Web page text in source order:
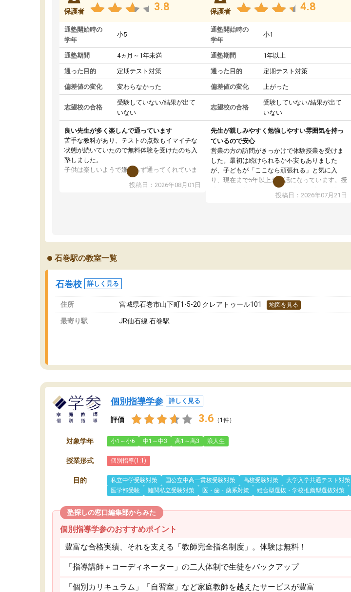
保護者 3.8
通塾開始時の
学年
小5
通塾期間 4ヵ月～1年未満
通った目的 定期テスト対策
偏差値の変化 変わらなかった
志望校の合格
受験していない/結果が出て
いない
良い先生が多く楽しんで通っています
苦手な教科があり、テストの点数もイマイチな
状態が続いていたので無料体験を受けたのち入
塾しました。
子供は楽しいようで嫌がらず通ってくれていま
先生は良い方が多く、いつも笑顔で対応して頂
ングを利用または路上駐車をするしかない点が
投稿日：2026年08月01日
保護者 4.8
通塾開始時の
学年
小1
通塾期間 1年以上
通った目的 定期テスト対策
偏差値の変化 上がった
志望校の合格
受験していない/結果が出て
いない
先生が親しみやすく勉強しやすい雰囲気を持っ
ているので安心
営業の方の訪問がきっかけで体験授業を受けま
した。最初は続けられるか不安もありました
が、子どもが「ここなら頑張れる」と気に入
り、現在まで5年以上お世話になっています。授
業はとても分かりやすく、学校とは違った解き
方や、子どもに合った覚え方・考え方を丁寧に
お世話になりたいと思える塾です。
投稿日：2026年07月21日
石巻駅の教室一覧
石巻校 詳しく見る
住所 宮城県石巻市山下町1-5-20 クレアトゥール101 地図を見る
最寄り駅 JR仙石線 石巻駅
個別指導学参 詳しく見る
評価 3.6 （1件）
対象学年 小1～小6 中1～中3 高1～高3 浪人生
授業形式 個別指導(1:1)
目的 私立中学受験対策 国公立中高一貫校受験対策 高校受験対策 大学入学共通テスト対策
医学部受験
難関私立受験対策 医・歯・薬系対策 総合型選抜・学校推薦型選抜対策
塾探しの窓口編集部からみた
個別指導学参のおすすめポイント
豊富な合格実績、それを支える「教師完全指名制度」。体験は無料！
「指導講師＋コーディネーター」の二人体制で生徒をバックアップ
「個別カリキュラム」「自習室」など家庭教師を越えたサービスが豊富